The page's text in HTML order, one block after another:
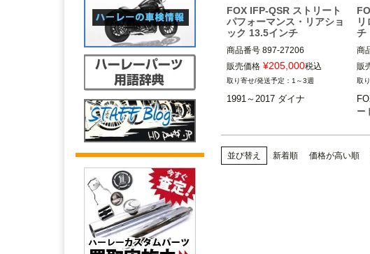
FOX IFP-QSR ストリート
パフォーマンス・リアショ
ック 13.5インチ
商品番号 897-27206
メーカー型番：897-27-206
5MS：599074
1991～2017 ダイナ
販売価格 ¥205,000税込
1～3週
チ
商
メ
販
ー
並び替え 新着順 価格が高い順